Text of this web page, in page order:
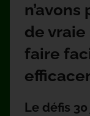
de
faire
Le défis